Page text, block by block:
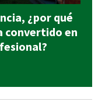
¿por qué
convertido en